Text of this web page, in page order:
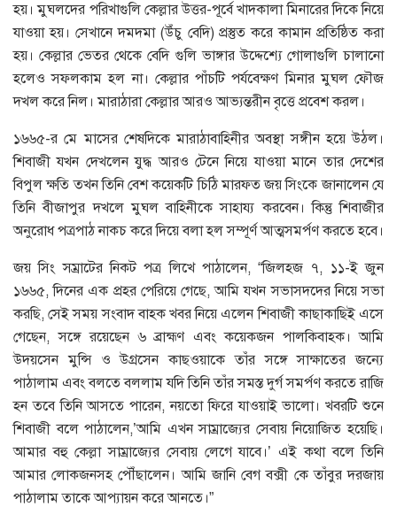
হয়। মুঘলদের পরিখাগুলি কেল্লার উত্তর-পূর্বে খাদকালা মিনারের দিকে নিয়ে
যাওয়া হয়। সেখানে দমদমা (উঁচু বেদি) প্রস্তুত করে কামান প্রতিষ্ঠিত করা
হয়। কেল্লার ভেতর থেকে বেদি গুলি ভাঙ্গার উদ্দেশ্যে গোলাগুলি চালানো
হলেও সফলকাম হল না। কেল্লার পাঁচটি পর্যবেক্ষণ মিনার মুঘল ফৌজ
দখল করে নিল। মারাঠারা কেল্লার আরও আভ্যন্তরীন বৃত্তে প্রবেশ করল।
১৬৬৫-র মে মাসের শেষদিকে মারাঠাবাহিনীর অবস্থা সঙ্গীন হয়ে উঠল।
শিবাজী যখন দেখলেন যুদ্ধ আরও টেনে নিয়ে যাওয়া মানে তার দেশের
বিপুল ক্ষতি তখন তিনি বেশ কয়েকটি চিঠি মারফত জয় সিংকে জানালেন যে
তিনি বীজাপুর দখলে মুঘল বাহিনীকে সাহায্য করবেন। কিন্তু শিবাজীর
অনুরোধ পত্রপাঠ নাকচ করে দিয়ে বলা হল সম্পূর্ণ আত্মসমর্পণ করতে হবে।
জয় সিং সম্রাটের নিকট পত্র লিখে পাঠালেন, “জিলহজ ৭, ১১-ই জুন
১৬৬৫, দিনের এক প্রহর পেরিয়ে গেছে, আমি যখন সভাসদদের নিয়ে সভা
করছি, সেই সময় সংবাদ বাহক খবর নিয়ে এলেন শিবাজী কাছাকাছিই এসে
গেছেন, সঙ্গে রয়েছেন ৬ ব্রাহ্মণ এবং কয়েকজন পালকিবাহক। আমি
উদয়সেন মুন্সি ও উগ্রসেন কাছওয়াকে তাঁর সঙ্গে সাক্ষাতের জন্যে
পাঠালাম এবং বলতে বললাম যদি তিনি তাঁর সমস্ত দুর্গ সমর্পণ করতে রাজি
হন তবে তিনি আসতে পারেন, নয়তো ফিরে যাওয়াই ভালো। খবরটি শুনে
শিবাজী বলে পাঠালেন,’আমি এখন সাম্রাজ্যের সেবায় নিয়োজিত হয়েছি।
আমার বহু কেল্লা সাম্রাজ্যের সেবায় লেগে যাবে।’ এই কথা বলে তিনি
আমার লোকজনসহ পৌঁছালেন। আমি জানি বেগ বক্সী কে তাঁবুর দরজায়
পাঠালাম তাকে আপ্যায়ন করে আনতে।”